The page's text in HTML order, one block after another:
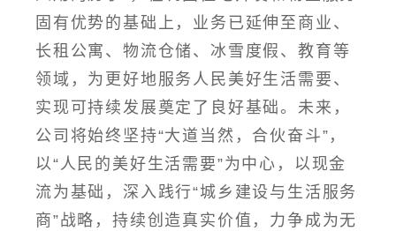
固有优势的基础上，业务已延伸至商业、
长租公寓、物流仓储、冰雪度假、教育等
领域，为更好地服务人民美好生活需要、
实现可持续发展奠定了良好基础。未来，
公司将始终坚持“大道当然，合伙奋斗”，
以“人民的美好生活需要”为中心，以现金
流为基础，深入践行“城乡建设与生活服务
商”战略，持续创造真实价值，力争成为无